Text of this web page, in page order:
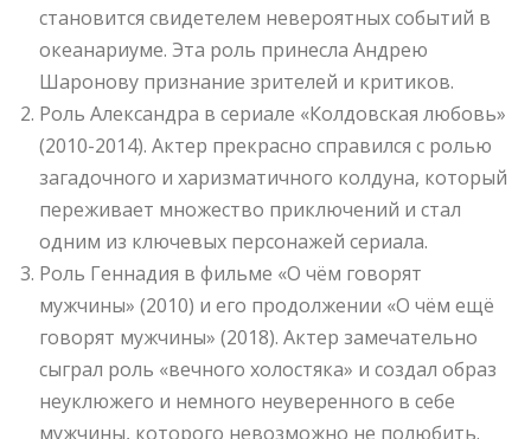
становится свидетелем невероятных событий в
океанариуме. Эта роль принесла Андрею
Шаронову признание зрителей и критиков.
Роль Александра в сериале «Колдовская любовь»
(2010-2014). Актер прекрасно справился с ролью
загадочного и харизматичного колдуна, который
переживает множество приключений и стал
одним из ключевых персонажей сериала.
Роль Геннадия в фильме «О чём говорят
мужчины» (2010) и его продолжении «О чём ещё
говорят мужчины» (2018). Актер замечательно
сыграл роль «вечного холостяка» и создал образ
неуклюжего и немного неуверенного в себе
мужчины, которого невозможно не полюбить.